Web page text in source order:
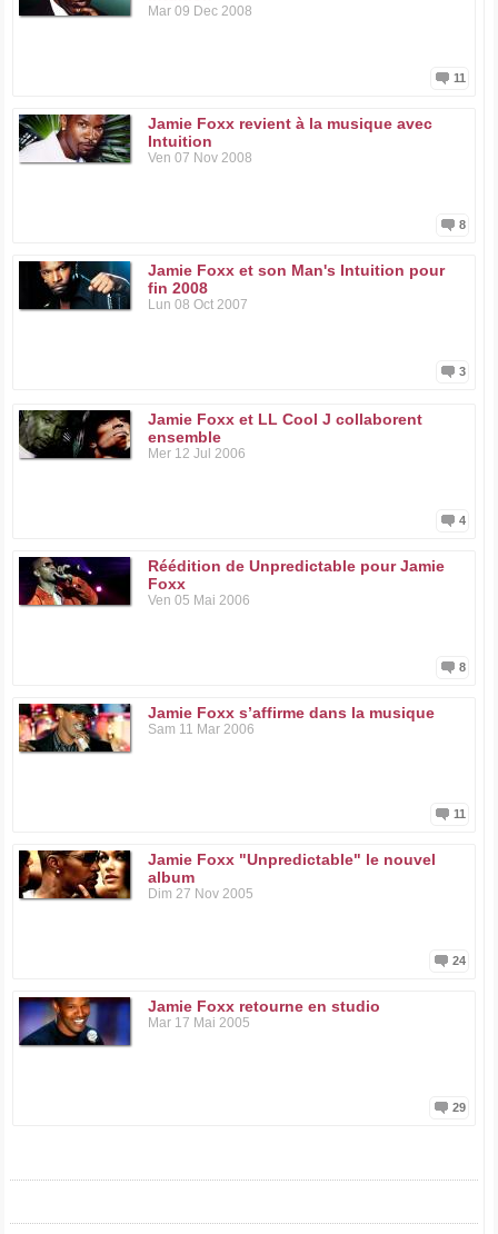
Mar 09 Dec 2008
11
Jamie Foxx revient à la musique avec
Intuition
Ven 07 Nov 2008
8
Jamie Foxx et son Man's Intuition pour
fin 2008
Lun 08 Oct 2007
3
Jamie Foxx et LL Cool J collaborent
ensemble
Mer 12 Jul 2006
4
Réédition de Unpredictable pour Jamie
Foxx
Ven 05 Mai 2006
8
Jamie Foxx s’affirme dans la musique
Sam 11 Mar 2006
11
Jamie Foxx "Unpredictable" le nouvel
album
Dim 27 Nov 2005
24
Jamie Foxx retourne en studio
Mar 17 Mai 2005
29